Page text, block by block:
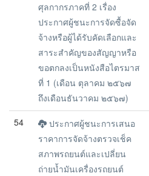
ศุลกากรภาคที่ 2 เรื่อง
ประกาศผู้ชนะการจัดซื้อจัด
จ้างหรือผู้ได้รับคัดเลือกและ
สาระสำคัญของสัญญาหรือ
ขอตกลงเป็นหนังสือไตรมาส
ที่ 1 (เดือน ตุลาคม ๒๕๖๗
ถึงเดือนธันวาคม ๒๕๖๗)
54
ประกาศผู้ชนะการเสนอ
ราคาการจัดจ้างตรวจเช็ค
สภาพรถยนต์และเปลี่ยน
ถ่ายน้ำมันเครื่องรถยนต์